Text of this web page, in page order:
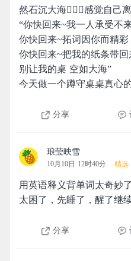
然石沉大海🤦🏻‍♀️感觉自己
“你快回来~我一人承受不
你快回来~拓词因你而精彩
你快回来~把我的纸条带回
别让我的桌 空如大海”
今天做一个蹲守桌桌真心的
分享
琅莹映雪
10月10日 12时40分 精选
用英语释义背单词太奇妙
太困了，先睡了，醒了继
分享